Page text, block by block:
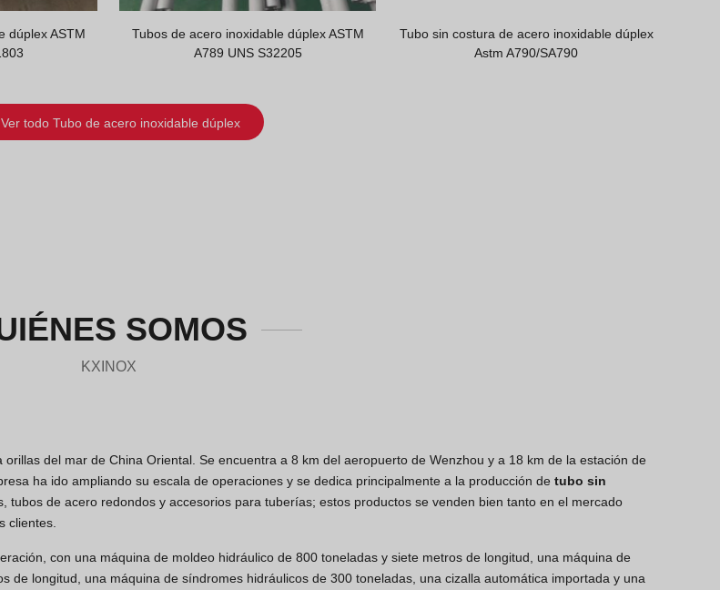
dúplex ASTM
Tubos de acero inoxidable dúplex ASTM
A789 UNS S32205
Tubo sin costura de acero inoxidable dúplex
Astm A790/SA790
Ver todo Tubo de acero inoxidable dúplex
SOMOS
KXINOX
del mar de China Oriental. Se encuentra a 8 km del aeropuerto de Wenzhou y a 18 km de la estación de
ha ido ampliando su escala de operaciones y se dedica principalmente a la producción de tubo sin
tubos de acero redondos y accesorios para tuberías; estos productos se venden bien tanto en el mercado
clientes.
con una máquina de moldeo hidráulico de 800 toneladas y siete metros de longitud, una máquina de
de longitud, una máquina de síndromes hidráulicos de 300 toneladas, una cizalla automática importada y una